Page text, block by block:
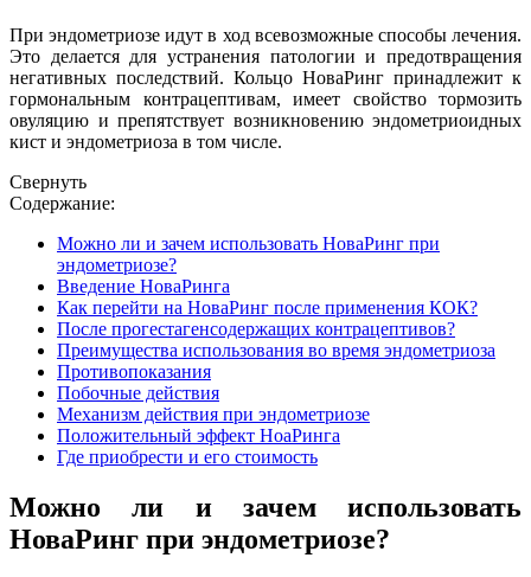
При эндометриозе идут в ход всевозможные способы лечения.
Это делается для устранения патологии и предотвращения
негативных последствий. Кольцо НоваРинг принадлежит к
гормональным контрацептивам, имеет свойство тормозить
овуляцию и препятствует возникновению эндометриоидных
кист и эндометриоза в том числе.
Свернуть
Содержание:
Можно ли и зачем использовать НоваРинг при
эндометриозе?
Введение НоваРинга
Как перейти на НоваРинг после применения КОК?
После прогестагенсодержащих контрацептивов?
Преимущества использования во время эндометриоза
Противопоказания
Побочные действия
Механизм действия при эндометриозе
Положительный эффект НоаРинга
Где приобрести и его стоимость
Можно ли и зачем использовать
НоваРинг при эндометриозе?